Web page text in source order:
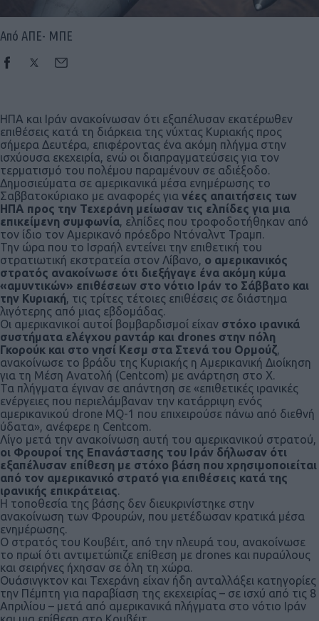
Από ΑΠΕ- ΜΠΕ
ΗΠΑ και Ιράν ανακοίνωσαν ότι εξαπέλυσαν εκατέρωθεν
επιθέσεις κατά τη διάρκεια της νύχτας Κυριακής προς
σήμερα Δευτέρα, επιφέροντας ένα ακόμη πλήγμα στην
ισχύουσα εκεχειρία, ενώ οι διαπραγματεύσεις για τον
τερματισμό του πολέμου παραμένουν σε αδιέξοδο.
Δημοσιεύματα σε αμερικανικά μέσα ενημέρωσης το
Σαββατοκύριακο με αναφορές για νέες απαιτήσεις των
ΗΠΑ προς την Τεχεράνη μείωσαν τις ελπίδες για μια
επικείμενη συμφωνία, ελπίδες που τροφοδοτήθηκαν από
τον ίδιο τον Αμερικανό πρόεδρο Ντόναλντ Τραμπ.
Την ώρα που το Ισραήλ εντείνει την επιθετική του
στρατιωτική εκστρατεία στον Λίβανο, ο αμερικανικός
στρατός ανακοίνωσε ότι διεξήγαγε ένα ακόμη κύμα
«αμυντικών» επιθέσεων στο νότιο Ιράν το Σάββατο και
την Κυριακή, τις τρίτες τέτοιες επιθέσεις σε διάστημα
λιγότερης από μιας εβδομάδας.
Οι αμερικανικοί αυτοί βομβαρδισμοί είχαν στόχο ιρανικά
συστήματα ελέγχου ραντάρ και drones στην πόλη
Γκορούκ και στο νησί Κεσμ στα Στενά του Ορμούζ,
ανακοίνωσε το βράδυ της Κυριακής η Αμερικανική Διοίκηση
για τη Μέση Ανατολή (Centcom) με ανάρτηση στο X.
Τα πλήγματα έγιναν σε απάντηση σε «επιθετικές ιρανικές
ενέργειες που περιελάμβαναν την κατάρριψη ενός
αμερικανικού drone MQ-1 που επιχειρούσε πάνω από διεθνή
ύδατα», ανέφερε η Centcom.
Λίγο μετά την ανακοίνωση αυτή του αμερικανικού στρατού,
οι Φρουροί της Επανάστασης του Ιράν δήλωσαν ότι
εξαπέλυσαν επίθεση με στόχο βάση που χρησιμοποιείται
από τον αμερικανικό στρατό για επιθέσεις κατά της
ιρανικής επικράτειας.
Η τοποθεσία της βάσης δεν διευκρινίστηκε στην
ανακοίνωση των Φρουρών, που μετέδωσαν κρατικά μέσα
ενημέρωσης.
Ο στρατός του Κουβέιτ, από την πλευρά του, ανακοίνωσε
το πρωί ότι αντιμετώπιζε επίθεση με drones και πυραύλους
και σειρήνες ήχησαν σε όλη τη χώρα.
Ουάσινγκτον και Τεχεράνη είχαν ήδη ανταλλάξει κατηγορίες
την Πέμπτη για παραβίαση της εκεχειρίας – σε ισχύ από τις 8
Απριλίου – μετά από αμερικανικά πλήγματα στο νότιο Ιράν